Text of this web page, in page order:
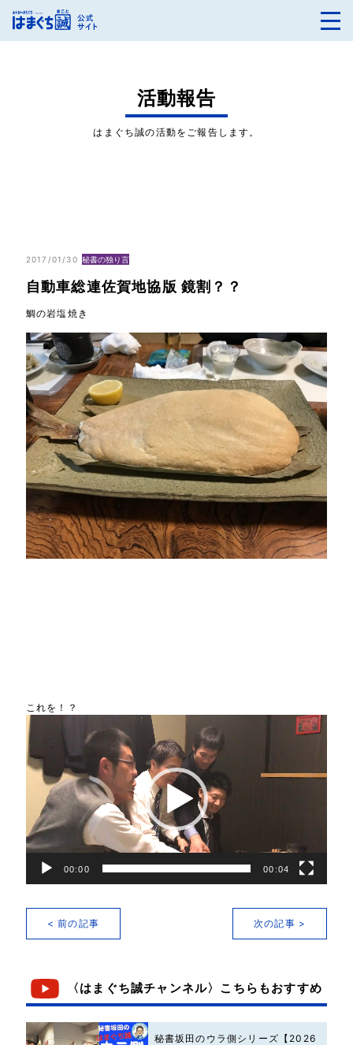
活動報告
はまぐち誠の活動をご報告します。
2017/01/30 秘書の独り言
自動車総連佐賀地協版 鏡割？？
鯛の岩塩焼き
これを！？
動
画
レ
00:00 00:04
< 前の記事 次の記事 >
〈はまぐち誠チャンネル〉こちらもおすすめ
秘書坂田のウラ側シリーズ【2026